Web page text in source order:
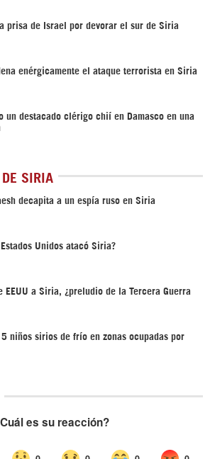
prisa de Israel por devorar el sur de Siria
enérgicamente el ataque terrorista en Siria
un destacado clérigo chií en Damasco en una
DE SIRIA
decapita a un espía ruso en Siria
Estados Unidos atacó Siria?
EEUU a Siria, ¿preludio de la Tercera Guerra
niños sirios de frío en zonas ocupadas por